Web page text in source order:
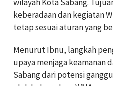
wilayah Kota Sabang.
keberadaan dan kegiatan
tetap sesuai aturan yang
Menurut Ibnu, langkah
upaya menjaga keamanan
Sabang dari potensi